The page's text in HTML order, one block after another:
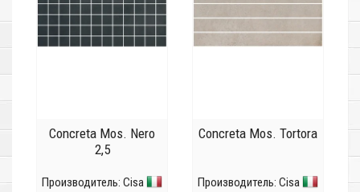
Concreta Mos. Nero
2,5
Производитель: Cisa
Concreta Mos. Tortora
Производитель: Cisa